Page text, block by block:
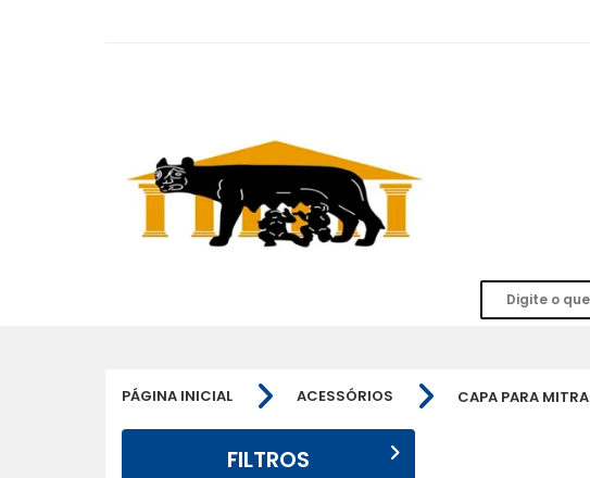
PÁGINA INICIAL ACESSÓRIOS CAPA PARA MITRA
FILTROS